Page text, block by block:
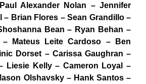
Alexander Nolan – Jennifer
– Brian Flores – Sean Grandillo –
Bean – Ryan Behan –
– Mateus Leite Cardoso – Ben
Dorset – Carissa Gaughran –
Liesie Kelly – Cameron Loyal –
Olshavsky – Hank Santos –